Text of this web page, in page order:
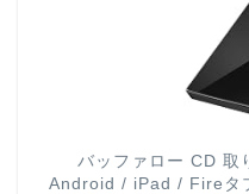
バッファロー CD 取
Android / iPad / Fireタ